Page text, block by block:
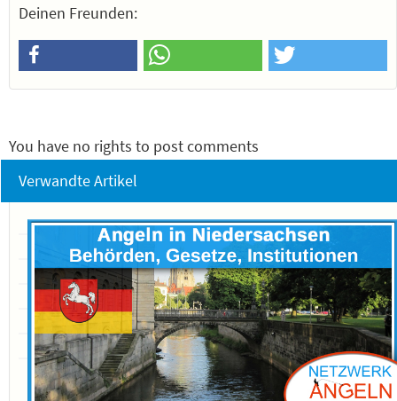
Deinen Freunden:
You have no rights to post comments
Verwandte Artikel